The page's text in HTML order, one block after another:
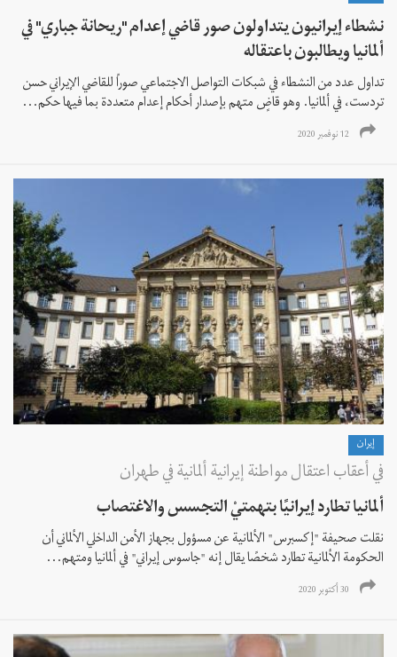
نشطاء إيرانيون يتداولون صور قاضي إعدام "ريحانة جباري" في
ألمانيا ويطالبون باعتقاله
تداول عدد من النشطاء في شبكات التواصل الاجتماعي صوراً للقاضي الإيراني حسن
تردست، في ألمانيا. وهو قاضٍ متهم بإصدار أحكام إعدام متعددة بما فيها حكم...
12 نوفمبر 2020
إيران
في أعقاب اعتقال مواطنة إيرانية ألمانية في طهران
ألمانيا تطارد إيرانيًا بتهمتيْ التجسس والاغتصاب
نقلت صحيفة "إكسبرس" الألمانية عن مسؤول بجهاز الأمن الداخلي الألماني أن
الحكومة الألمانية تطارد شخصًا يقال إنه "جاسوس إيراني" في ألمانيا ومتهم...
30 أكتوبر 2020